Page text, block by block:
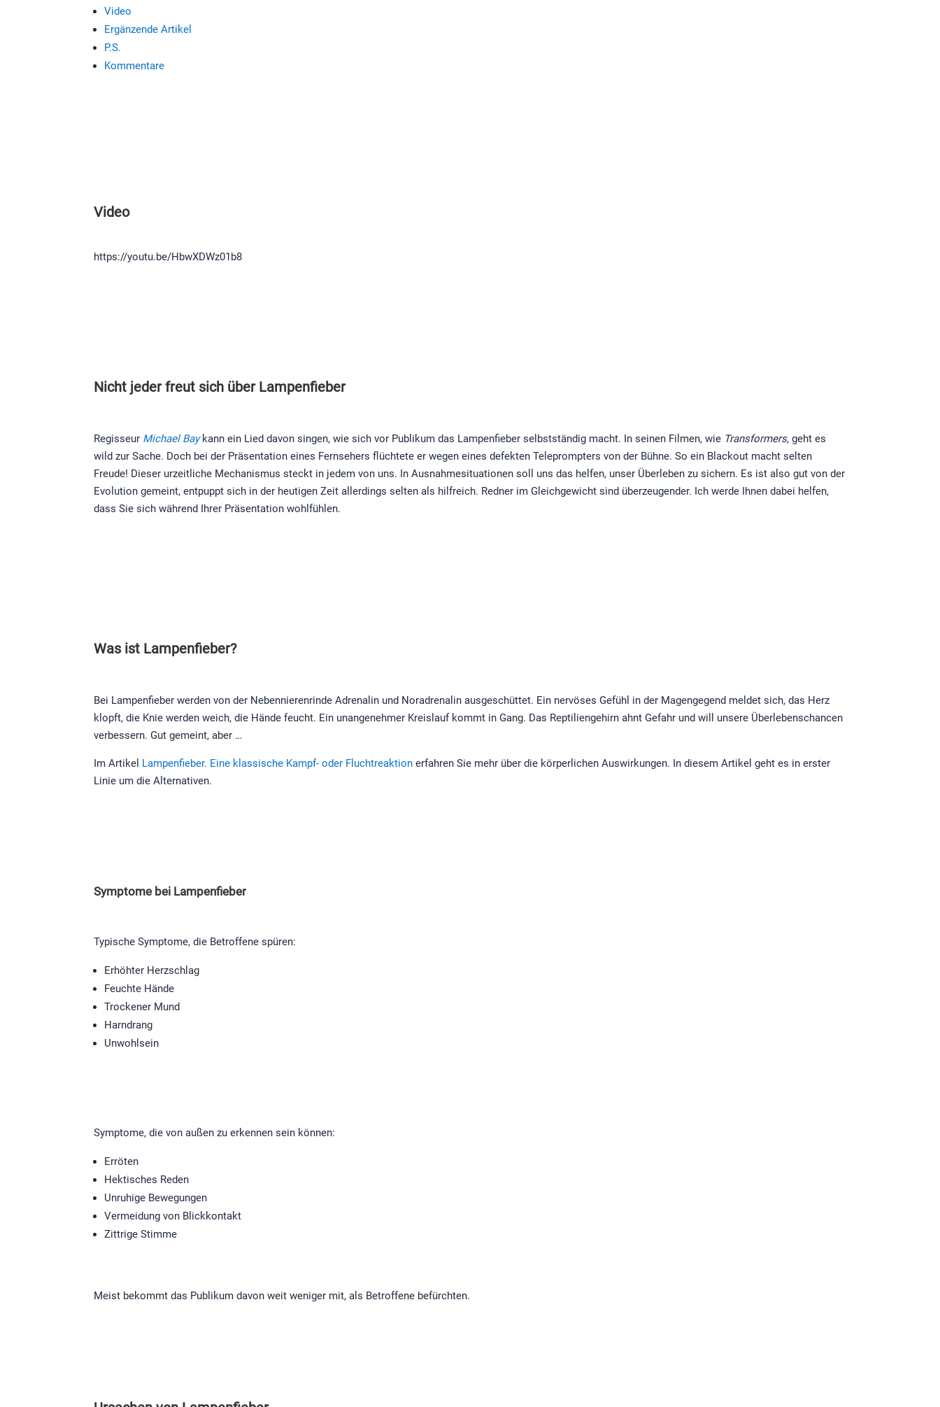
Video
Ergänzende Artikel
P.S.
Kommentare
Video
https://youtu.be/HbwXDWz01b8
Nicht jeder freut sich über Lampenfieber
Regisseur Michael Baykann ein Lied davon singen, wie sich vor Publikum das Lampenfieber selbstständig macht. In seinen Filmen, wie Transformers, geht es
wild zur Sache. Doch bei der Präsentation eines Fernsehers flüchtete er wegen eines defekten Teleprompters von der Bühne. So ein Blackout macht selten
Freude! Dieser urzeitliche Mechanismus steckt in jedem von uns. In Ausnahmesituationen soll uns das helfen, unser Überleben zu sichern. Es ist also gut von der
Evolution gemeint,entpupptsich in der heutigen Zeit allerdings selten als hilfreich. Redner im Gleichgewicht sind überzeugender. Ich werde Ihnen dabei helfen,
dass Sie sich während Ihrer Präsentation wohlfühlen.
Was ist Lampenfieber?
Bei Lampenfieber werden von der Nebennierenrinde Adrenalin und Noradrenalin ausgeschüttet. Ein nervöses Gefühl in der Magengegend meldet sich, das Herz
klopft, die Knie werden weich, die Hände feucht. Ein unangenehmer Kreislauf kommt in Gang. Das Reptiliengehirn ahnt Gefahr und will unsere Überlebenschancen
verbessern. Gut gemeint, aber …
Im Artikel Lampenfieber. Eine klassische Kampf- oder Fluchtreaktion erfahren Sie mehr über die körperlichen Auswirkungen. In diesem Artikel geht es in erster
Linie um die Alternativen.
Symptome bei Lampenfieber
Typische Symptome, die Betroffene spüren:
Erhöhter Herzschlag
Feuchte Hände
Trockener Mund
Harndrang
Unwohlsein
Symptome, die von außen zu erkennen sein können:
Erröten
Hektisches Reden
Unruhige Bewegungen
Vermeidung von Blickkontakt
Zittrige Stimme
Meist bekommt das Publikum davon weit weniger mit, als Betroffene befürchten.